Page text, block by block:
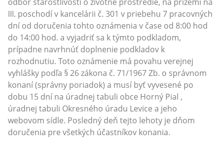
III. poschodí v kancelárii č. 301 v priebehu 7 pracovných
dní od doručenia tohto oznámenia v čase od 8:00 hod
do 14:00 hod. a vyjadriť sa k týmto podkladom,
prípadne navrhnúť doplnenie podkladov k
rozhodnutiu. Toto oznámenie má povahu verejnej
vyhlášky podľa § 26 zákona č. 71/1967 Zb. o správnom
konaní (správny poriadok) a musí byť vyvesené po
dobu 15 dní na úradnej tabuli obce Horný Pial ,
úradnej tabuli Okresného úradu Levice a jeho
webovom sídle. Posledný deň tejto lehoty je dňom
doručenia pre všetkých účastníkov konania.